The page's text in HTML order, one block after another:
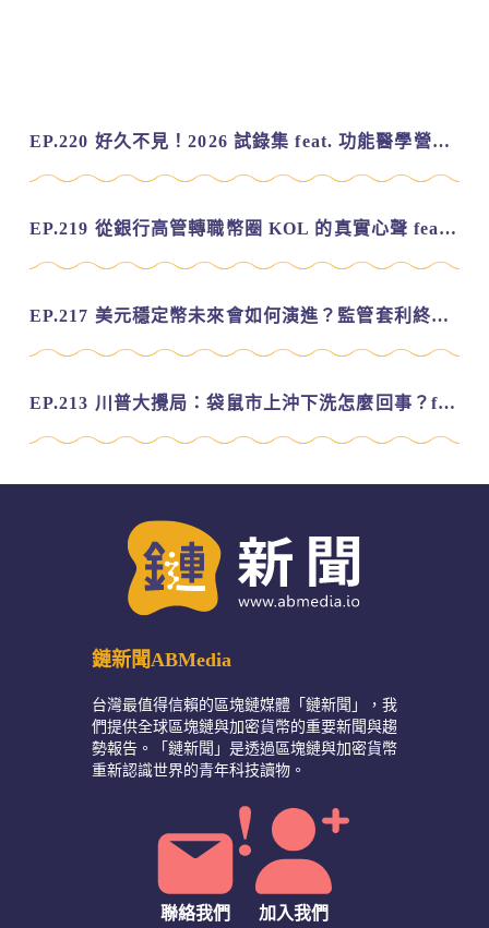
EP.220 好久不見！2026 試錄集 feat. 功能醫學營養師 美寶
EP.219 從銀行高管轉職幣圈 KOL 的真實心聲 feat.龜大
EP.217 美元穩定幣未來會如何演進？監管套利終將收斂？feat. 研究員 余哲安
EP.213 川普大攪局：袋鼠市上沖下洗怎麼回事？feat. Alvin
鏈新聞ABMedia
台灣最值得信賴的區塊鏈媒體「鏈新聞」，我
們提供全球區塊鏈與加密貨幣的重要新聞與趨
勢報告。「鏈新聞」是透過區塊鏈與加密貨幣
重新認識世界的青年科技讀物。
聯絡我們 加入我們